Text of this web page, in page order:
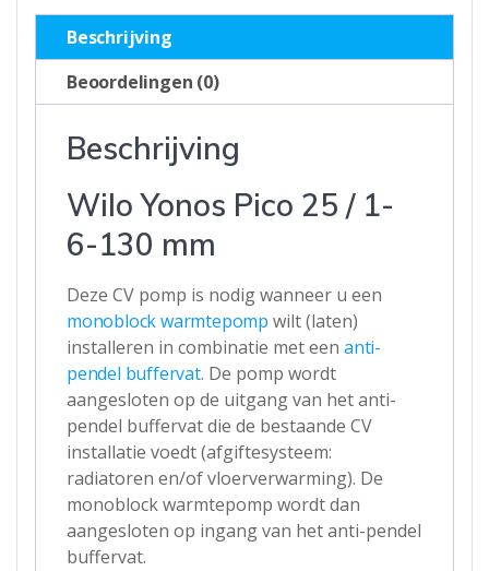
1-
130
pomp
Beschrijving
Beoordelingen (0)
Beschrijving
Wilo Yonos Pico 25 / 1-
6-130 mm
Deze CV pomp is nodig wanneer u een
monoblock warmtepomp wilt (laten)
installeren in combinatie met een anti-
pendel buffervat. De pomp wordt
aangesloten op de uitgang van het anti-
pendel buffervat die de bestaande CV
installatie voedt (afgiftesysteem:
radiatoren en/of vloerverwarming). De
monoblock warmtepomp wordt dan
aangesloten op ingang van het anti-pendel
buffervat.